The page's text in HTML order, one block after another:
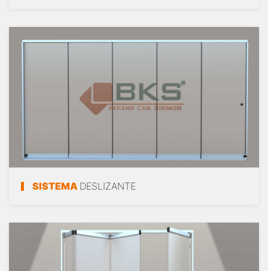
SISTEMA DESLIZANTE